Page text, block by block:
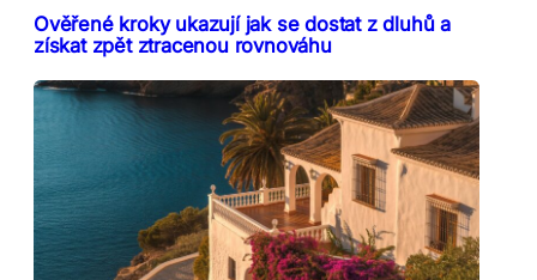
Ověřené kroky ukazují jak se dostat z dluhů a
získat zpět ztracenou rovnováhu